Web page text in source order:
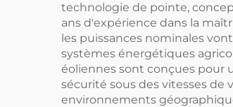
technologie de pointe,
ans d'expérience dans la
les puissances nominales
systèmes énergétiques
éoliennes sont conçues pour
sécurité sous des vitesses de
environnements